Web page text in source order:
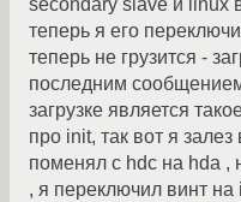
secondary slave и linux
теперь я его
теперь не грузится -
последним
загрузке является
про init, так вот я
поменял с hdc на hda ,
, я переключил винт